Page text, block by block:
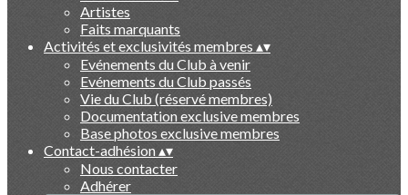
Artistes
Faits marquants
Activités et exclusivités membres ▴▾
Evénements du Club à venir
Evénements du Club passés
Vie du Club (réservé membres)
Documentation exclusive membres
Base photos exclusive membres
Contact-adhésion▴▾
Nous contacter
Adhérer